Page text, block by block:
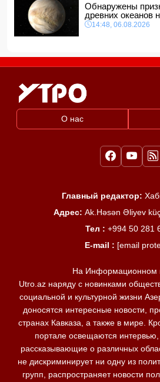
Обнаружены
древних океанов
14:48, 06.08.2026
О нас
Главный редактор:
Адрес: Ak.Həsən Əliyev
Тел : +994 50 281
E-mail : [email
На Информационном
Utro.az наряду с новинками
социальной и культурной жизни
доносятся интересные новости,
странах Кавказа, а также в мире.
портале освещаются интервью,
рассказывающие о различных
не дискриминирует ни одну из
групп, распространяет новости